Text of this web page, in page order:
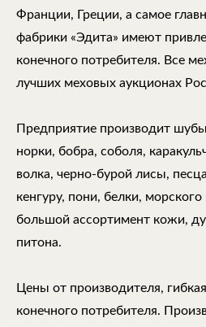
Франции, Греции, а самое
фабрики «Эдита» имеют
конечного потребителя. Все
лучших меховых аукционах
Предприятие производит
норки, бобра, соболя,
волка, черно-бурой лисы,
кенгуру, пони, белки,
большой ассортимент кожи,
питона.
Цены от производителя,
конечного потребителя.